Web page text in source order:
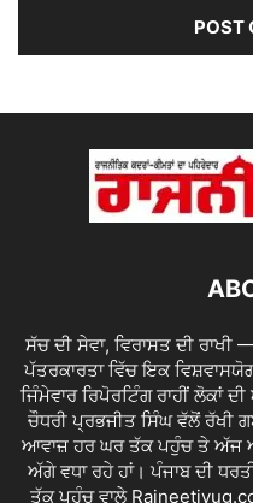
ਸੱਚ ਦੀ ਸੇਵਾ, ਵਿਰਾਸਤ ਦੀ
ਪੱਤਰਕਾਰਤਾ ਵਿੱਚ ਇਕ
ਜਿੰਮੇਵਾਰ ਰਿਪੋਰਟਿੰਗ ਰਾਹੀਂ ਲੋਕਾਂ
ਚੌਧਰੀ ਪ੍ਰਭਜੀਤ ਸਿੰਘ ਵੱਲੋਂ ਰੱਖੀ
ਆਵਾਜ਼ ਹਰ ਘਰ ਤੱਕ ਪਹੁੰਚ ਤੇ ਅੱਜ
ਅੱਗੇ ਵਧਾ ਰਹੇ ਹਾਂ। ਪੰਜਾਬ ਦੀ
ਤੱਕ ਪਹੁੰਚ ਵਾਲੇ